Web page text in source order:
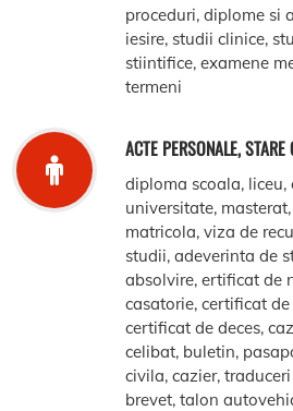
proceduri, diplome si
iesire, studii clinice,
stiintifice, examene
termeni
ACTE PERSONALE,
diploma scoala,
universitate,
matricola, viza de
studii, adeverinta de
absolvire, ertificat de
casatorie, certificat
certificat de deces,
celibat, buletin,
civila, cazier,
brevet, talon